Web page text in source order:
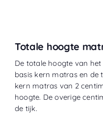
Totale hoogte
De totale hoogte van
basis kern matras en de
kern matras van 2
hoogte. De overige
de tijk.